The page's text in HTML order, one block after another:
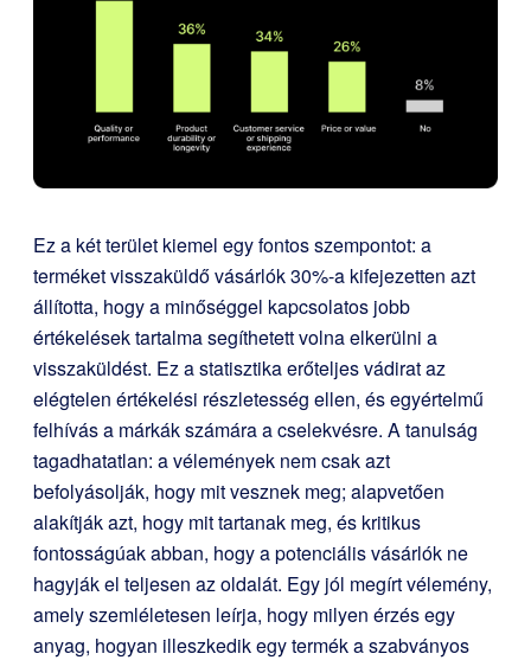
Ez a két terület kiemel egy fontos szempontot: a
terméket visszaküldő vásárlók 30%-a kifejezetten azt
állította, hogy a minőséggel kapcsolatos jobb
értékelések tartalma segíthetett volna elkerülni a
visszaküldést. Ez a statisztika erőteljes vádirat az
elégtelen értékelési részletesség ellen, és egyértelmű
felhívás a márkák számára a cselekvésre. A tanulság
tagadhatatlan: a vélemények nem csak azt
befolyásolják, hogy mit vesznek meg; alapvetően
alakítják azt, hogy mit tartanak meg, és kritikus
fontosságúak abban, hogy a potenciális vásárlók ne
hagyják el teljesen az oldalát. Egy jól megírt vélemény,
amely szemléletesen leírja, hogy milyen érzés egy
anyag, hogyan illeszkedik egy termék a szabványos